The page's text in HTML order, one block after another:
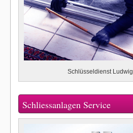
Schlüsseldienst Ludwig
Schliessanlagen Service